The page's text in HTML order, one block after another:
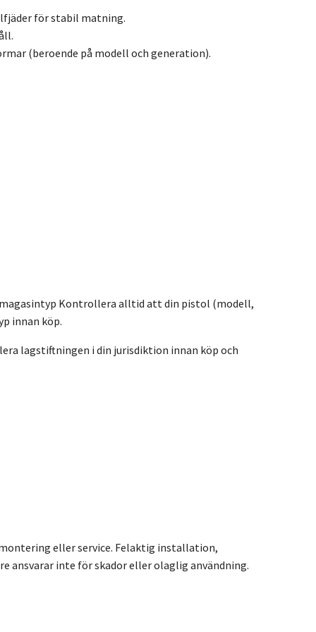
för stabil matning.
(beroende på modell och generation).
magasintyp Kontrollera alltid att din pistol (modell,
innan köp.
lagstiftningen i din jurisdiktion innan köp och
eller service. Felaktig installation,
ansvarar inte för skador eller olaglig användning.